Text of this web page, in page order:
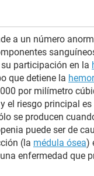
a un número
participación en la
que detiene la
por milímetro
el riesgo principal
se producen
puede ser de
(la médula ósea)
enfermedad que